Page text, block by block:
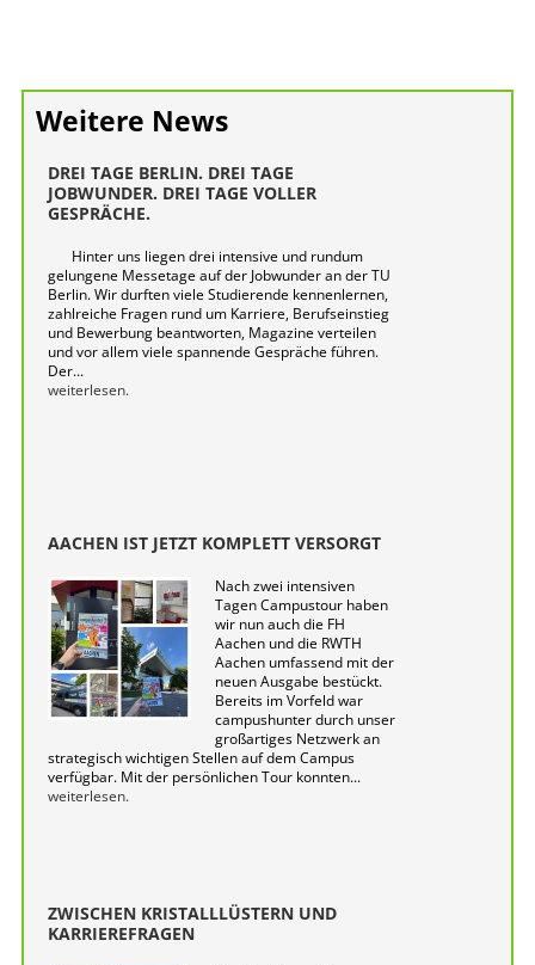
Weitere News
DREI TAGE BERLIN. DREI TAGE
JOBWUNDER. DREI TAGE VOLLER
GESPRÄCHE.
Hinter uns liegen drei intensive und rundum
gelungene Messetage auf der Jobwunder an der TU
Berlin. Wir durften viele Studierende kennenlernen,
zahlreiche Fragen rund um Karriere, Berufseinstieg
und Bewerbung beantworten, Magazine verteilen
und vor allem viele spannende Gespräche führen.
Der...
weiterlesen.
AACHEN IST JETZT KOMPLETT VERSORGT
Nach zwei intensiven
Tagen Campustour haben
wir nun auch die FH
Aachen und die RWTH
Aachen umfassend mit der
neuen Ausgabe bestückt.
Bereits im Vorfeld war
campushunter durch unser
großartiges Netzwerk an
strategisch wichtigen Stellen auf dem Campus
verfügbar. Mit der persönlichen Tour konnten...
weiterlesen.
ZWISCHEN KRISTALLLÜSTERN UND
KARRIEREFRAGEN